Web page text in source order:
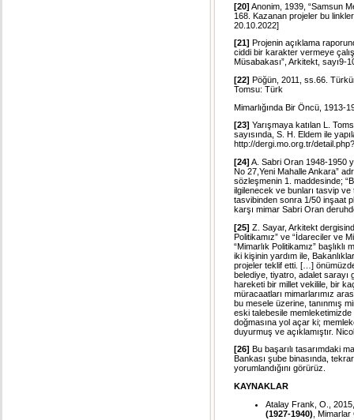
[20] Anonim, 1939, “Samsun
168. Kazanan projeler bu
20.10.2022]
[21] Projenin açıklama
ciddi bir karakter vermeye
Müsabakası”, Arkitekt, sayı9-
[22] Pöğün, 2011, ss.66.
Tomsu: Türk
Mimarlığında Bir Öncü, 1913-
[23] Yarışmaya katılan L.
sayısında, S. H. Eldem ile
http://dergi.mo.org.tr/
[24] A. Sabri Oran 1948-1950
No 27,Yeni Mahalle Ankara”
sözleşmenin 1. maddesinde;
ilgilenecek ve bunları tasvip
tasvibinden sonra 1/50 inşaat
karşı mimar Sabri Oran
[25] Z. Sayar, Arkitekt
Politikamız” ve “İdareciler ve
“Mimarlık Politikamız”
iki kişinin yardım ile,
projeler teklif etti. […]
belediye, tiyatro, adalet sarayı
hareketi bir millet vekilile, bir
müracaatları mimarlarımız
bu mesele üzerine, tanınmış
eski talebesile memleketimizde
doğmasına yol açar ki;
duyurmuş ve açıklamıştır.
[26] Bu başarılı tasarımdaki
Bankası şube binasında,
yorumlandığını görürüz.
KAYNAKLAR
Atalay Frank, O.,
(1927-1940) ,